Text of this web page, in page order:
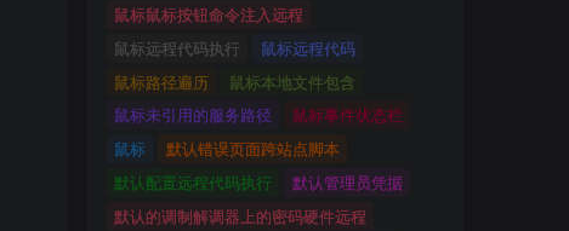
鼠标鼠标按钮命令注入远程
鼠标远程代码执行
鼠标远程代码
鼠标路径遍历
鼠标本地文件包含
鼠标未引用的服务路径
鼠标事件状态栏
鼠标
默认错误页面跨站点脚本
默认配置远程代码执行
默认管理员凭据
默认的调制解调器上的密码硬件远程